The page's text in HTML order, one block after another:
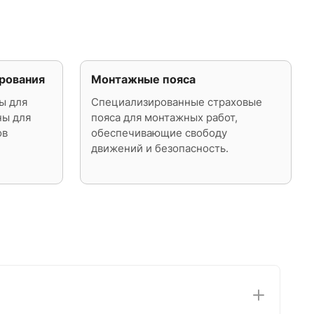
для
для
Монтажные пояса
Специализированные страховые
пояса для монтажных работ,
обеспечивающие свободу
движений и безопасность.